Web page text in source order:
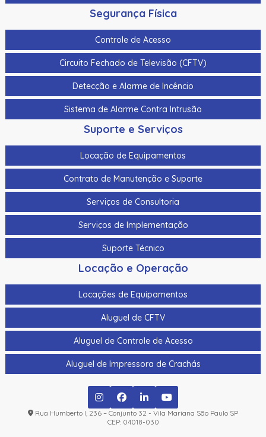
Segurança Física
Controle de Acesso
Circuito Fechado de Televisão (CFTV)
Detecção e Alarme de Incêncio
Sistema de Alarme Contra Intrusão
Suporte e Serviços
Locação de Equipamentos
Contrato de Manutenção e Suporte
Serviços de Consultoria
Serviços de Implementação
Suporte Técnico
Locação e Operação
Locações de Equipamentos
Aluguel de CFTV
Aluguel de Controle de Acesso
Aluguel de Impressora de Crachás
Rua Humberto I, 236 – Conjunto 32 - Vila Mariana São Paulo SP
CEP: 04018-030